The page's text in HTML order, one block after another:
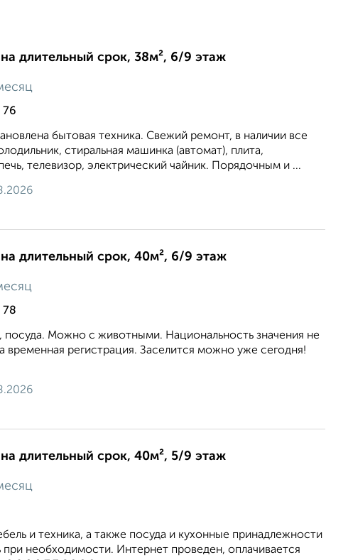
длительный срок, 38м², 6/9 этаж
76
бытовая техника. Свежий ремонт, в наличии все
стиральная машинка (автомат), плита,
телевизор, электрический чайник. Порядочным и ...
длительный срок, 40м², 6/9 этаж
78
посуда. Можно с животными. Национальность значения не
временная регистрация. Заселится можно уже сегодня!
длительный срок, 40м², 5/9 этаж
и техника, а также посуда и кухонные принадлежности
необходимости. Интернет проведен, оплачивается